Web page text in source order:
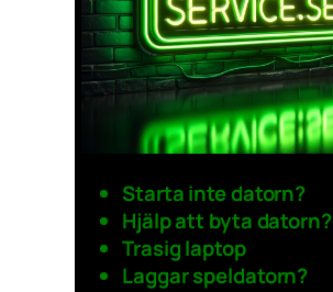
Starta inte datorn?
Hjälp att byta datorn?
Trasig laptop
Laggar speldatorn?